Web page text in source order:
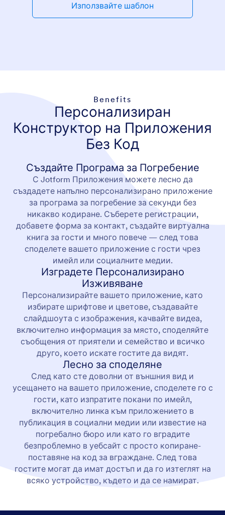
Използвайте шаблон
Benefits
Персонализиран
Конструктор на Приложения
Без Код
Създайте Програма за Погребение
С Jotform Приложения можете лесно да
създадете напълно персонализирано приложение
за програма за погребение за секунди без
никакво кодиране. Съберете регистрации,
добавете форма за контакт, създайте виртуална
книга за гости и много повече — след това
споделете вашето приложение с гости чрез
имейл или социалните медии.
Изградете Персонализирано
Изживяване
Персонализирайте вашето приложение, като
избирате шрифтове и цветове, създавайте
слайдшоута с изображения, качвайте видеа,
включително информация за място, споделяйте
съобщения от приятели и семейство и всичко
друго, което искате гостите да видят.
Лесно за споделяне
След като сте доволни от външния вид и
усещането на вашето приложение, споделете го с
гости, като изпратите покани по имейл,
включително линка към приложението в
публикация в социални медии или известие на
погребално бюро или като го вградите
безпроблемно в уебсайт с просто копиране-
поставяне на код за вграждане. След това
гостите могат да имат достъп и да го изтеглят на
всяко устройство, където и да се намират.